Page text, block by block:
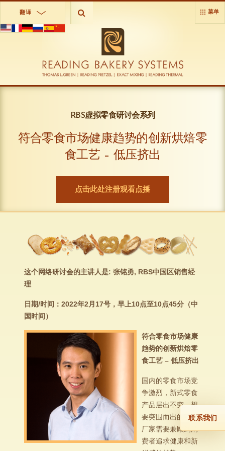
翻译 菜单
RBS虚拟零食研讨会系列
符合零食市场健康趋势的创新烘焙零
食工艺 – 低压挤出
点击此处注册观看点播
这个网络研讨会的主讲人是: 张铭勇, RBS中国区销售经
理
日期/时间：2022年2月17号，早上10点至10点45分（中
国时间）
符合零食市场健康
趋势的创新烘焙零
食工艺 – 低压挤出
国内的零食市场竞
争激烈，新式零食
产品层出不穷。想
要突围而出的零食
厂家需要兼顾到消
费者追求健康和新
联系我们